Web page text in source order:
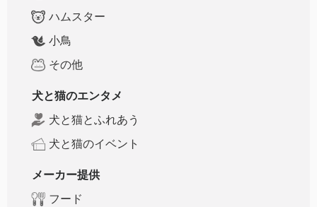
ハムスター
小鳥
その他
犬と猫のエンタメ
犬と猫とふれあう
犬と猫のイベント
メーカー提供
フード